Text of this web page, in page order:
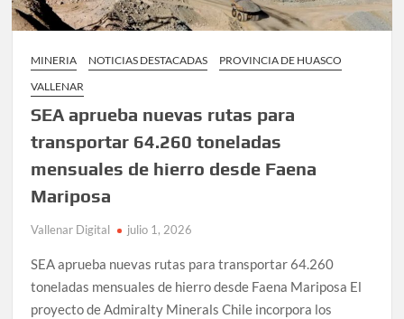
que
permanecen
los
campamentos
y
Potrerillos
MINERIA NOTICIAS DESTACADAS
PROVINCIA DE HUASCO
VALLENAR
SEA aprueba nuevas rutas para
transportar 64.260 toneladas
mensuales de hierro desde Faena
Mariposa
Vallenar Digital julio 1, 2026
SEA aprueba nuevas rutas para transportar 64.260
toneladas mensuales de hierro desde Faena Mariposa El
proyecto de Admiralty Minerals Chile incorpora los